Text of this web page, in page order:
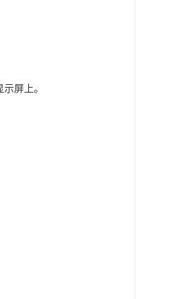
屏上。